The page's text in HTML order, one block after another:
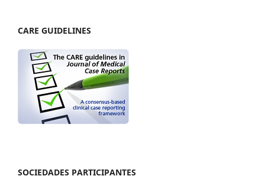
CARE GUIDELINES
SOCIEDADES PARTICIPANTES